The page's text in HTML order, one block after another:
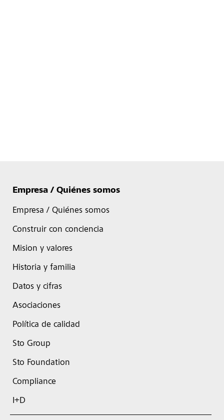
Empresa / Quiénes somos
Empresa / Quiénes somos
Construir con conciencia
Mision y valores
Historia y familia
Datos y cifras
Asociaciones
Política de calidad
Sto Group
Sto Foundation
Compliance
I+D